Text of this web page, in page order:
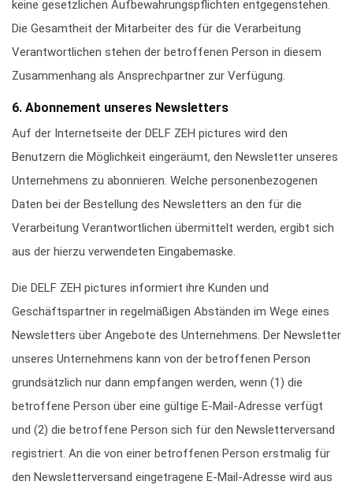
keine gesetzlichen Aufbewahrungspflichten entgegenstehen.
Die Gesamtheit der Mitarbeiter des für die Verarbeitung
Verantwortlichen stehen der betroffenen Person in diesem
Zusammenhang als Ansprechpartner zur Verfügung.
6. Abonnement unseres Newsletters
Auf der Internetseite der DELF ZEH pictures wird den
Benutzern die Möglichkeit eingeräumt, den Newsletter unseres
Unternehmens zu abonnieren. Welche personenbezogenen
Daten bei der Bestellung des Newsletters an den für die
Verarbeitung Verantwortlichen übermittelt werden, ergibt sich
aus der hierzu verwendeten Eingabemaske.
Die DELF ZEH pictures informiert ihre Kunden und
Geschäftspartner in regelmäßigen Abständen im Wege eines
Newsletters über Angebote des Unternehmens. Der Newsletter
unseres Unternehmens kann von der betroffenen Person
grundsätzlich nur dann empfangen werden, wenn (1) die
betroffene Person über eine gültige E-Mail-Adresse verfügt
und (2) die betroffene Person sich für den Newsletterversand
registriert. An die von einer betroffenen Person erstmalig für
den Newsletterversand eingetragene E-Mail-Adresse wird aus